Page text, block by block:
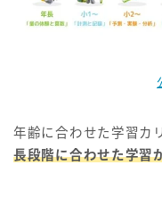
年齢に合わせた学習カ
長段階に合わせた学習